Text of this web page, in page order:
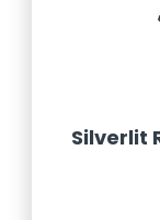
Silverlit